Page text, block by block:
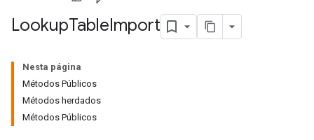
LookupTableImport
Nesta página
Métodos Públicos
Métodos herdados
Métodos Públicos